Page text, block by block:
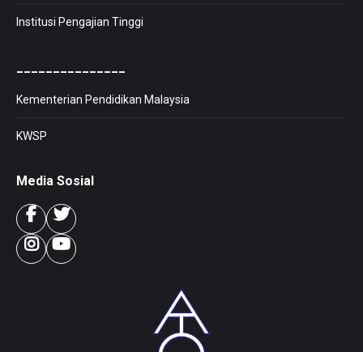
Institusi Pengajian Tinggi
Kementerian Pendidikan Malaysia
KWSP
Media Sosial